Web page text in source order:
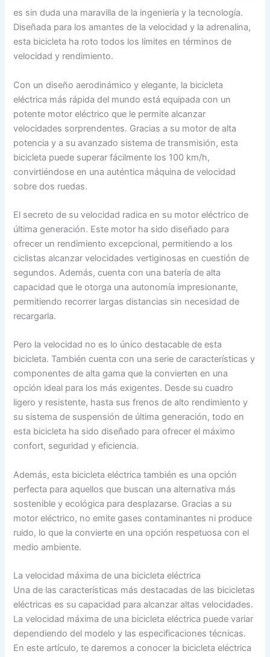
es sin duda una maravilla de la ingeniería y la tecnología.
Diseñada para los amantes de la velocidad y la adrenalina,
esta bicicleta ha roto todos los límites en términos de
velocidad y rendimiento.
Con un diseño aerodinámico y elegante, la bicicleta
eléctrica más rápida del mundo está equipada con un
potente motor eléctrico que le permite alcanzar
velocidades sorprendentes. Gracias a su motor de alta
potencia y a su avanzado sistema de transmisión, esta
bicicleta puede superar fácilmente los 100 km/h,
convirtiéndose en una auténtica máquina de velocidad
sobre dos ruedas.
El secreto de su velocidad radica en su motor eléctrico de
última generación. Este motor ha sido diseñado para
ofrecer un rendimiento excepcional, permitiendo a los
ciclistas alcanzar velocidades vertiginosas en cuestión de
segundos. Además, cuenta con una batería de alta
capacidad que le otorga una autonomía impresionante,
permitiendo recorrer largas distancias sin necesidad de
recargarla.
Pero la velocidad no es lo único destacable de esta
bicicleta. También cuenta con una serie de características y
componentes de alta gama que la convierten en una
opción ideal para los más exigentes. Desde su cuadro
ligero y resistente, hasta sus frenos de alto rendimiento y
su sistema de suspensión de última generación, todo en
esta bicicleta ha sido diseñado para ofrecer el máximo
confort, seguridad y eficiencia.
Además, esta bicicleta eléctrica también es una opción
perfecta para aquellos que buscan una alternativa más
sostenible y ecológica para desplazarse. Gracias a su
motor eléctrico, no emite gases contaminantes ni produce
ruido, lo que la convierte en una opción respetuosa con el
medio ambiente.
La velocidad máxima de una bicicleta eléctrica
Una de las características más destacadas de las bicicletas
eléctricas es su capacidad para alcanzar altas velocidades.
La velocidad máxima de una bicicleta eléctrica puede variar
dependiendo del modelo y las especificaciones técnicas.
En este artículo, te daremos a conocer la bicicleta eléctrica